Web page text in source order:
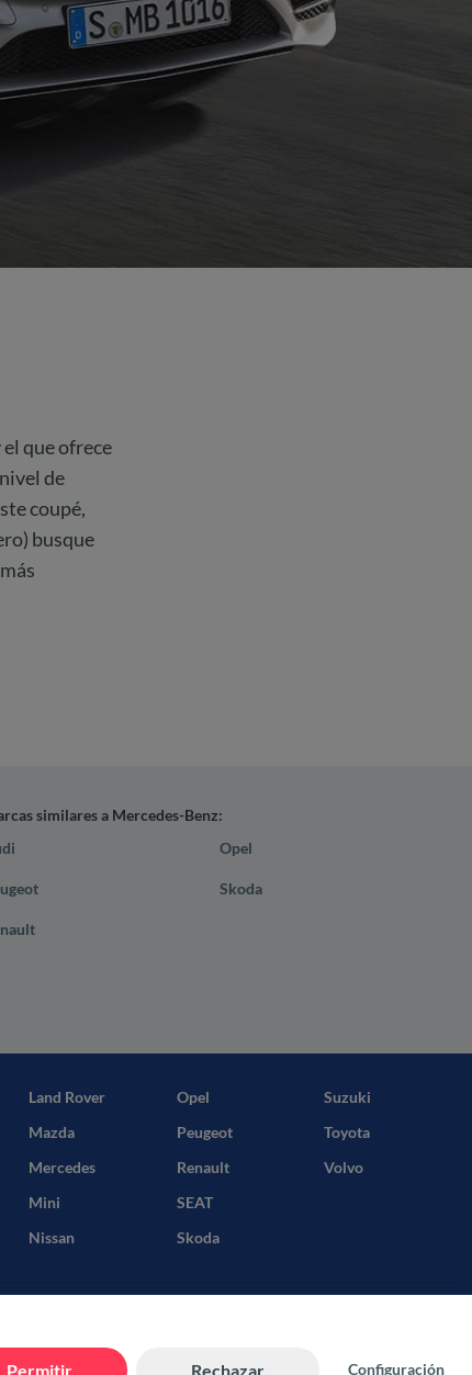
que ofrece
de
coupé,
busque
similares a Mercedes-Benz:
Opel
Skoda
Permitir Rechazar Configuración
Land Rover
Mazda
Mercedes
Mini
Nissan
Opel
Peugeot
Renault
SEAT
Skoda
Suzuki
Toyota
Volvo